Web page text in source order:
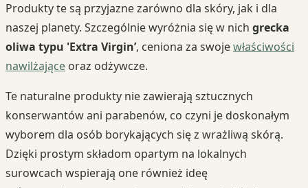
Produkty te są przyjazne zarówno dla skóry, jak i dla
naszej planety. Szczególnie wyróżnia się w nich grecka
oliwa typu 'Extra Virgin’, ceniona za swojewłaściwości
nawilżające oraz odżywcze.
Te naturalne produkty nie zawierają sztucznych
konserwantów ani parabenów, co czyni je doskonałym
wyborem dla osób borykających się z wrażliwą skórą.
Dzięki prostym składom opartym na lokalnych
surowcach wspierają one również ideę